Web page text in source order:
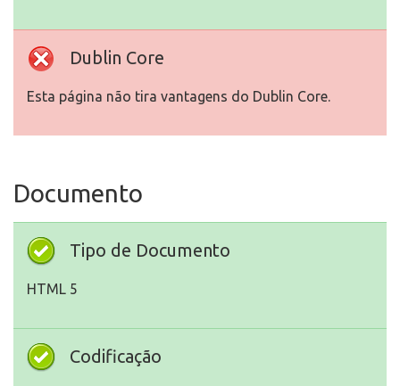
Dublin Core
Esta página não tira vantagens do Dublin Core.
Documento
Tipo de Documento
HTML 5
Codificação